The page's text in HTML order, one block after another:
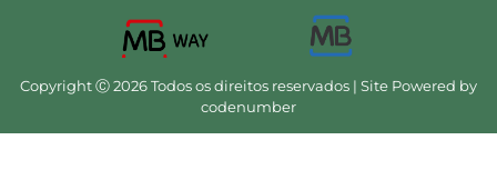
Copyright Ⓒ 2026 Todos os direitos reservados | Site Powered by
codenumber